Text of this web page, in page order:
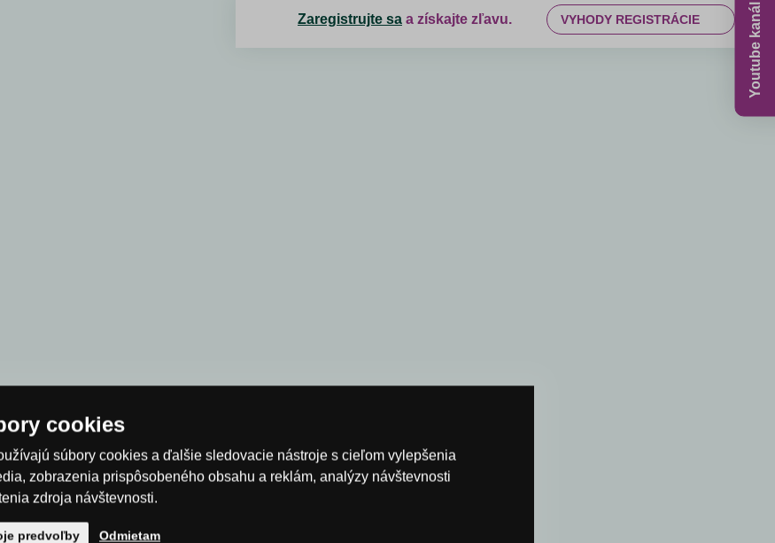
Zaregistrujte sa a získajte zľavu. VYHODY REGISTRÁCIE Youtube kanál
cookies
súbory cookies a ďalšie sledovacie nástroje s cieľom vylepšenia
zobrazenia prispôsobeného obsahu a reklám, analýzy návštevnosti
zdroja návštevnosti.
predvoľby Odmietam